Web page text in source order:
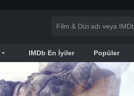
IMDb En İyiler Popüler